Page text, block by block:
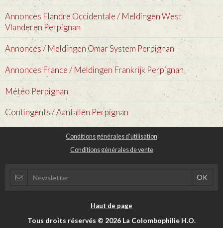
Annonces Flandre Occidentale / Meldingen West
Vlanderen Perpignan
Annonces / Meldingen Omar System Perpignan
Annonces France / Meldingen Frankrijk Perpignan
Météo Perpignan
Contingents / Aantallen Perpignan
Conditions générales d'utilisation
Conditions générales de vente
Haut de page
Tous droits réservés © 2026 La Colombophilie H.O.